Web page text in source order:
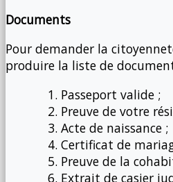
Documents
Pour demander la
produire la liste de
Passeport valide ;
Preuve de votre
Acte de naissance ;
Certificat de
Preuve de la
Extrait de casier